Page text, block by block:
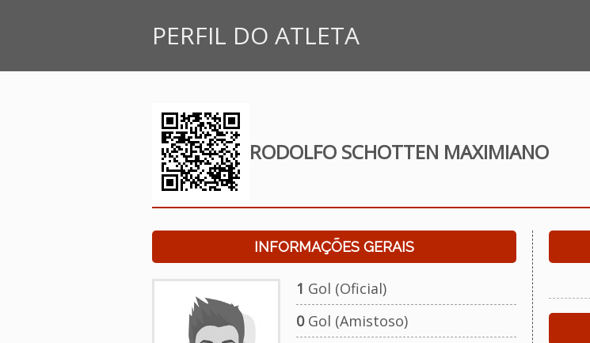
PERFIL DO ATLETA
RODOLFO SCHOTTEN MAXIMIANO
INFORMAÇÕES GERAIS
1 Gol (Oficial)
0Gol (Amistoso)